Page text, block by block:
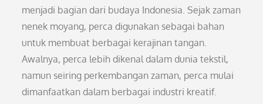
menjadi bagian dari budaya Indonesia. Sejak zaman
nenek moyang, perca digunakan sebagai bahan
untuk membuat berbagai kerajinan tangan.
Awalnya, perca lebih dikenal dalam dunia tekstil,
namun seiring perkembangan zaman, perca mulai
dimanfaatkan dalam berbagai industri kreatif.